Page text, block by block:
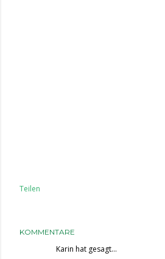
Teilen
KOMMENTARE
Karin hat gesagt…